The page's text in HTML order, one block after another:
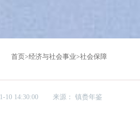
首页 >经济与社会事业>社会保障
10 14:30:00 来源：镇赉年鉴